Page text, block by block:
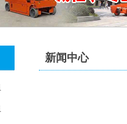
新闻中心